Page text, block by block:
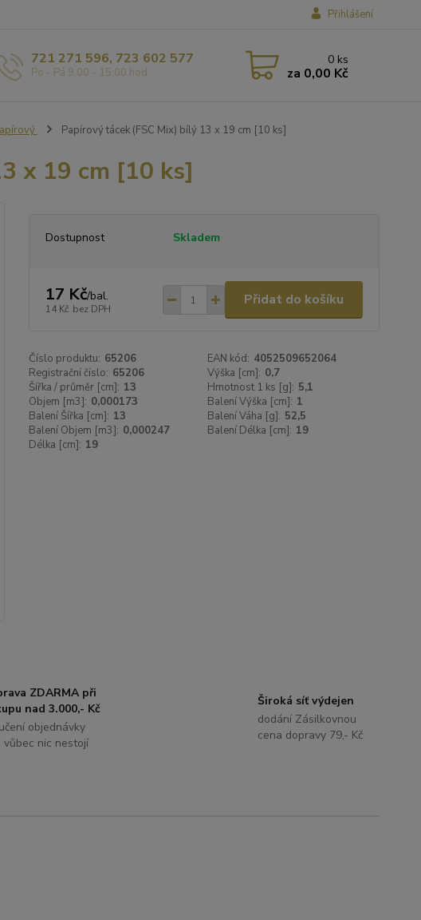
Přihlášení
721 271 596, 723 602 577
Po - Pá 9,00 - 15,00 hod
0 ks
za 0,00 Kč
Papírový tácek (FSC Mix) bílý 13 x 19 cm [10 ks]
x 19 cm [10 ks]
Dostupnost Skladem
17 Kč/bal.
14 Kč bez DPH
Přidat do košíku
Číslo produktu: 65206 EAN kód: 4052509652064
Registrační číslo: 65206 Výška [cm]: 0,7
Šířka / průměr [cm]: 13 Hmotnost 1 ks [g]: 5,1
Objem [m3]: 0,000173 Balení Výška [cm]: 1
Balení Šířka [cm]: 13 Balení Váha [g]: 52,5
Balení Objem [m3]: 0,000247 Balení Délka [cm]: 19
Délka [cm]: 19
ZDARMA při
nad 3.000,- Kč
objednávky
vůbec nic nestojí
Široká síť výdejen
dodání Zásilkovnou
cena dopravy 79,- Kč